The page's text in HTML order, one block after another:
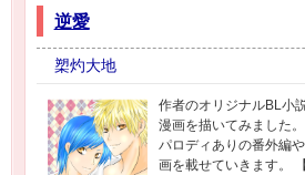
逆愛
槊灼大地
作者のオリジナルBL小
漫画を描いてみました
パロディありの番外編
画を載せていきます。